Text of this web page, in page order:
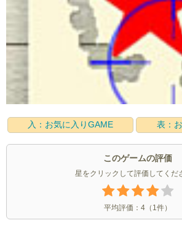
入：お気に入りGAME 表：
このゲームの評価
星をクリックして評価してくだ
平均評価： 4 （ 1件）